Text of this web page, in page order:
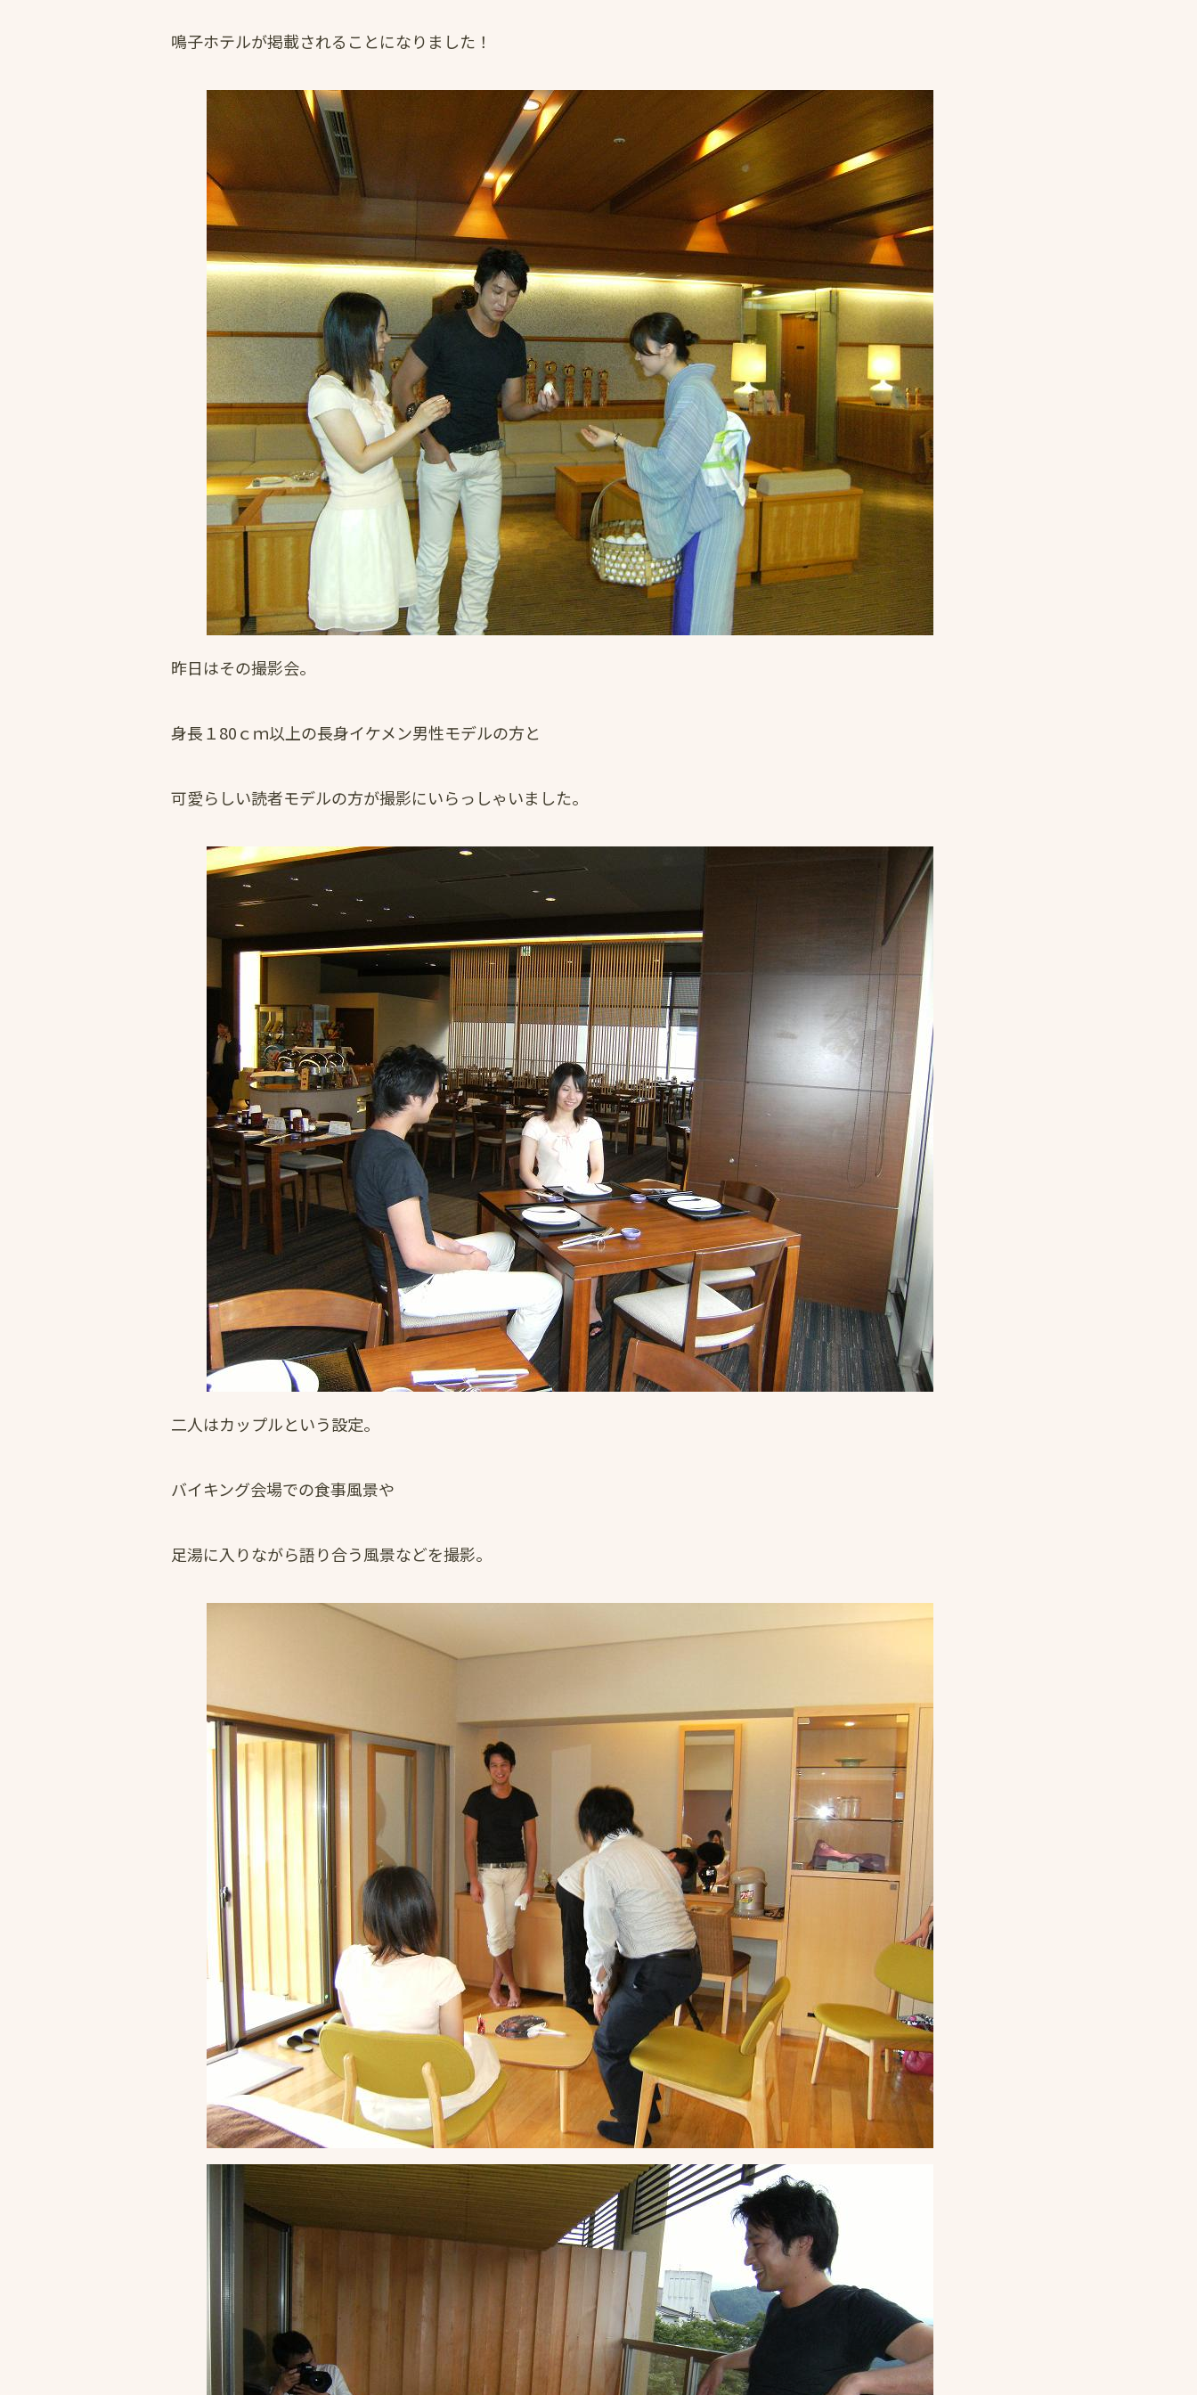
鳴子ホテルが掲載されることになりました！
昨日はその撮影会。
身長１80ｃｍ以上の長身イケメン男性モデルの方と
可愛らしい読者モデルの方が撮影にいらっしゃいました。
二人はカップルという設定。
バイキング会場での食事風景や
足湯に入りながら語り合う風景などを撮影。